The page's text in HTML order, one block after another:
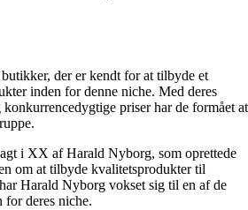
der er kendt for at tilbyde et
inden for denne niche. Med deres
priser har de formået at
i XX af Harald Nyborg, som oprettede
om at tilbyde kvalitetsprodukter til
Harald Nyborg vokset sig til en af de
for deres niche.